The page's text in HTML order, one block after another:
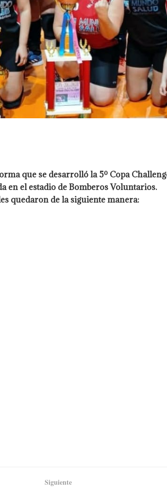
que se desarrolló la 5º Copa
en el estadio de Bomberos Voluntarios.
quedaron de la siguiente manera:
Siguiente